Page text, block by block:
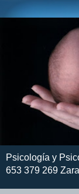
Psicología y
653 379 269